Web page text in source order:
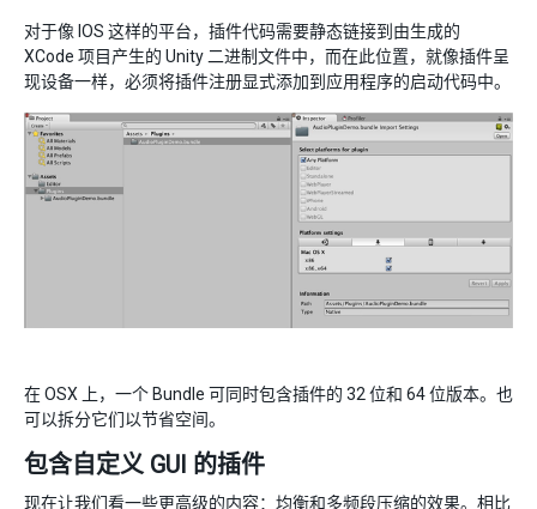
对于像 IOS 这样的平台，插件代码需要静态链接到由生成的
XCode 项目产生的 Unity 二进制文件中，而在此位置，就像插件呈
现设备一样，必须将插件注册显式添加到应用程序的启动代码中。
在 OSX 上，一个 Bundle 可同时包含插件的 32 位和 64 位版本。也
可以拆分它们以节省空间。
包含自定义 GUI 的插件
现在让我们看一些更高级的内容：均衡和多频段压缩的效果。相比